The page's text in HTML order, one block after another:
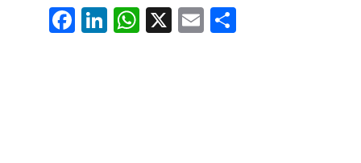
Fa
ce
Li
nk
W
ha
X E
m
Pa